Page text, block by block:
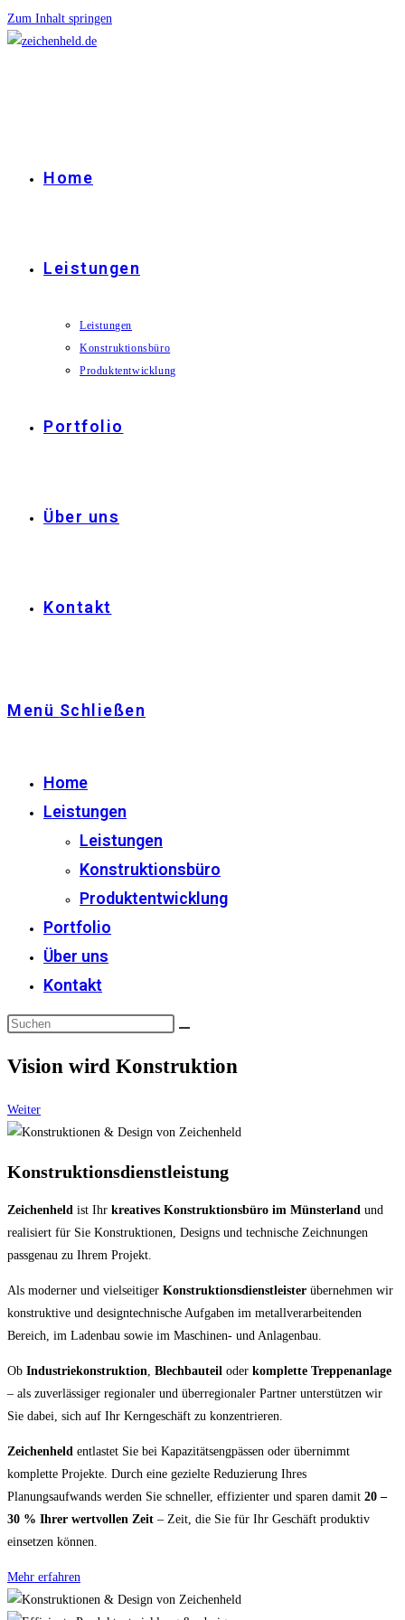
Zum Inhalt springen
Home
Leistungen
Leistungen
Konstruktionsbüro
Produktentwicklung
Portfolio
Über uns
Kontakt
Menü Schließen
Home
Leistungen
Leistungen
Konstruktionsbüro
Produktentwicklung
Portfolio
Über uns
Kontakt
Vision wird Konstruktion
Weiter
Konstruktionsdienstleistung
Zeichenheld ist Ihr kreatives Konstruktionsbüro im Münsterland und
realisiert für Sie Konstruktionen, Designs und technische Zeichnungen
passgenau zu Ihrem Projekt.
Als moderner und vielseitiger Konstruktionsdienstleister übernehmen wir
konstruktive und designtechnische Aufgaben im metallverarbeitenden
Bereich, im Ladenbau sowie im Maschinen- und Anlagenbau.
Ob Industriekonstruktion, Blechbauteil oder komplette Treppenanlage
– als zuverlässiger regionaler und überregionaler Partner unterstützen wir
Sie dabei, sich auf Ihr Kerngeschäft zu konzentrieren.
Zeichenheld entlastet Sie bei Kapazitätsengpässen oder übernimmt
komplette Projekte. Durch eine gezielte Reduzierung Ihres
Planungsaufwands werden Sie schneller, effizienter und sparen damit 20 –
30 % Ihrer wertvollen Zeit – Zeit, die Sie für Ihr Geschäft produktiv
einsetzen können.
Mehr erfahren